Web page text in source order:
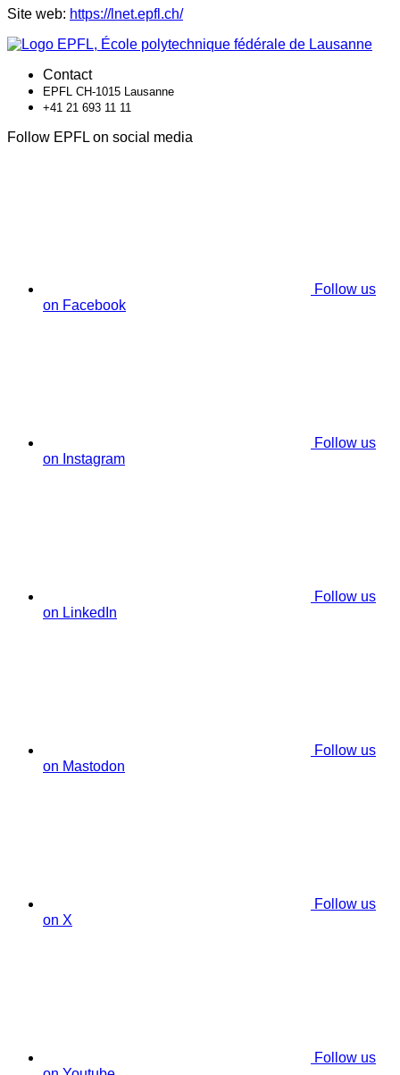
Site web: https://lnet.epfl.ch/
Contact
EPFL CH-1015 Lausanne
+41 21 693 11 11
Follow EPFL on social media
Follow us
on Facebook
Follow us
on Instagram
Follow us
on LinkedIn
Follow us
on Mastodon
Follow us
on X
Follow us